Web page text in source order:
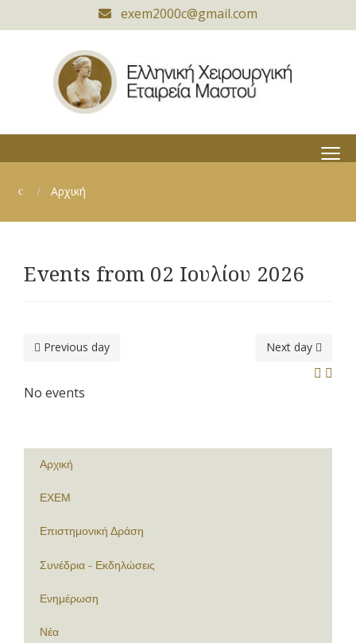
exem2000c@gmail.com
≡
Αρχική
Events from 02 Ιουλίου 2026
Previous day Next day
No events
Αρχική
ΕΧΕΜ
Επιστημονική Δράση
Συνέδρια - Εκδηλώσεις
Ενημέρωση
Νέα